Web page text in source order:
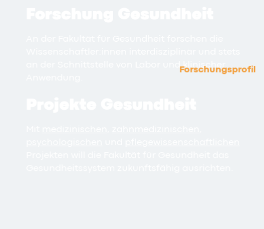
an der Schnittstelle von Labor und klinischer
Forschungsprofil